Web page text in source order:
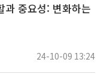
과 중요성: 변화하는
24-10-09 13:24